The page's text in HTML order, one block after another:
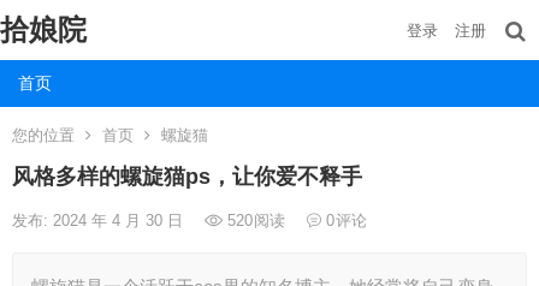
拾娘院
首页
登录 注册
您的位置 首页 螺旋猫
风格多样的螺旋猫ps，让你爱不释手
发布: 2024 年 4 月 30 日 520阅读 0评论